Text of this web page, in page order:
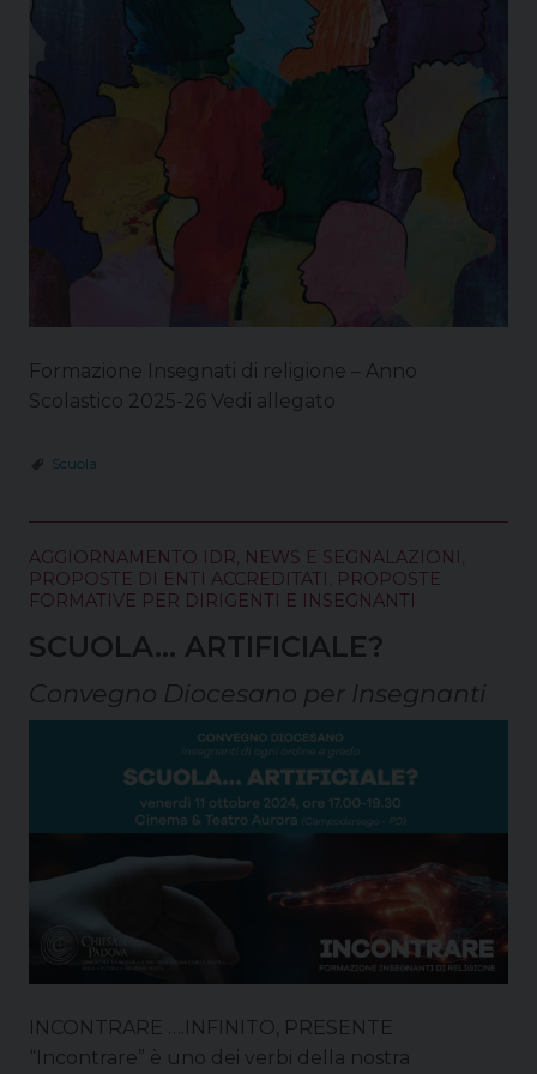
Formazione Insegnati di religione – Anno
Scolastico 2025-26 Vedi allegato
Scuola
AGGIORNAMENTO IDR NEWS E SEGNALAZIONI
PROPOSTE DI ENTI ACCREDITATI
PROPOSTE
FORMATIVE PER DIRIGENTI E INSEGNANTI
SCUOLA… ARTIFICIALE?
Convegno Diocesano per Insegnanti
INCONTRARE ….INFINITO, PRESENTE
“Incontrare” è uno dei verbi della nostra